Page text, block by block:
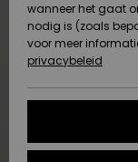
Regio- En
Taalinstellingen
DUURZAAMHEID
wanneer het gaat
nodig is (zoals
voor meer
privacybeleid